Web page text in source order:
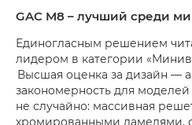
GAC M8 – лучший среди
Единогласным решением
лидером в категории
Высшая оценка за дизайн —
закономерность для
не случайно: массивная
хромированными ламелями,